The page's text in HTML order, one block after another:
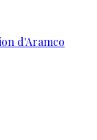
d'Aramco